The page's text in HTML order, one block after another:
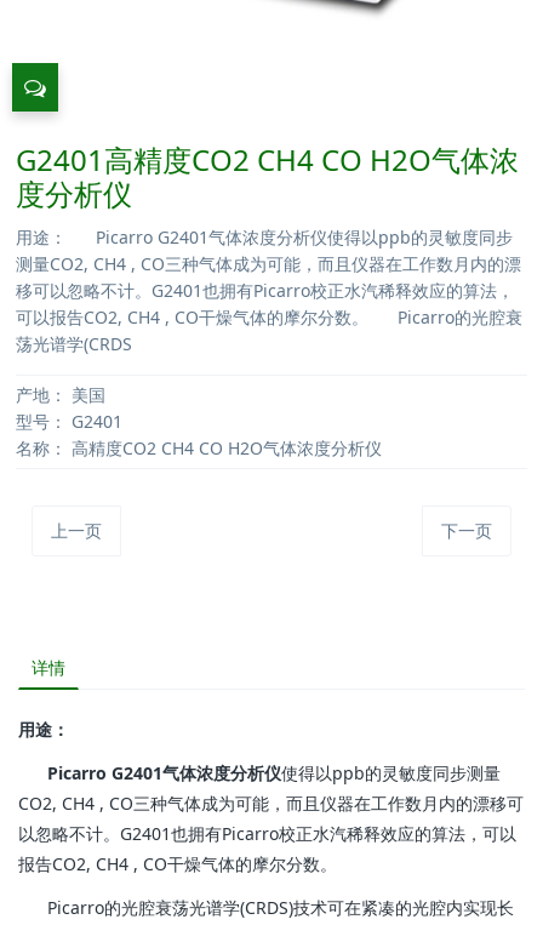
G2401高精度CO2 CH4 CO H2O气体浓
度分析仪
用途： Picarro G2401气体浓度分析仪使得以ppb的灵敏度同步
测量CO2, CH4 , CO三种气体成为可能，而且仪器在工作数月内的漂
移可以忽略不计。G2401也拥有Picarro校正水汽稀释效应的算法，
可以报告CO2, CH4 , CO干燥气体的摩尔分数。 Picarro的光腔衰
荡光谱学(CRDS
产地： 美国
型号： G2401
名称： 高精度CO2 CH4 CO H2O气体浓度分析仪
上一页 下一页
详情
用途：
Picarro G2401气体浓度分析仪使得以ppb的灵敏度同步测量
CO2, CH4 , CO三种气体成为可能，而且仪器在工作数月内的漂移可
以忽略不计。G2401也拥有Picarro校正水汽稀释效应的算法，可以
报告CO2, CH4 , CO干燥气体的摩尔分数。
Picarro的光腔衰荡光谱学(CRDS)技术可在紧凑的光腔内实现长